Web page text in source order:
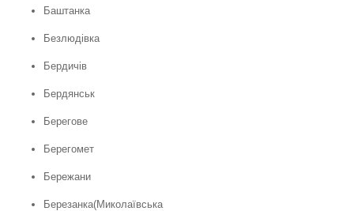
Баштанка
Безлюдівка
Бердичів
Бердянськ
Берегове
Берегомет
Бережани
Березанка(Миколаївська